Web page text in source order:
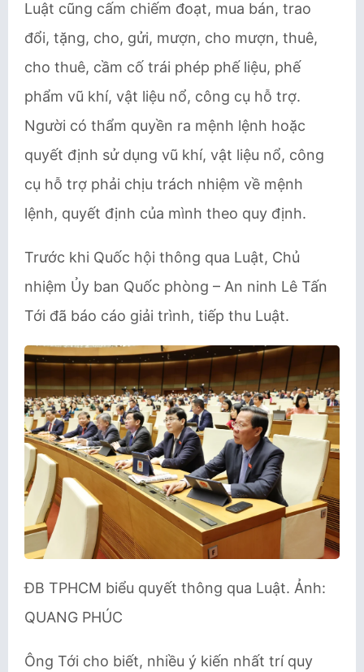
Luật cũng cấm chiếm đoạt, mua bán, trao
đổi, tặng, cho, gửi, mượn, cho mượn, thuê,
cho thuê, cầm cố trái phép phế liệu, phế
phẩm vũ khí, vật liệu nổ, công cụ hỗ trợ.
Người có thẩm quyền ra mệnh lệnh hoặc
quyết định sử dụng vũ khí, vật liệu nổ, công
cụ hỗ trợ phải chịu trách nhiệm về mệnh
lệnh, quyết định của mình theo quy định.
Trước khi Quốc hội thông qua Luật, Chủ
nhiệm Ủy ban Quốc phòng – An ninh Lê Tấn
Tới đã báo cáo giải trình, tiếp thu Luật.
ĐB TPHCM biểu quyết thông qua Luật. Ảnh:
QUANG PHÚC
Ông Tới cho biết, nhiều ý kiến nhất trí quy